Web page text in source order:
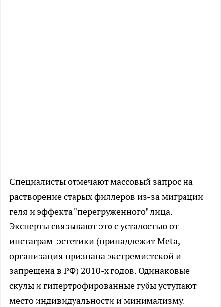
Специалисты отмечают массовый запрос на
растворение старых филлеров из-за миграции
геля и эффекта "перегруженного" лица.
Эксперты связывают это с усталостью от
инстаграм-эстетики (принадлежит Meta,
организация признана экстремистской и
запрещена в РФ) 2010-х годов. Одинаковые
скулы и гипертрофированные губы уступают
место индивидуальности и минимализму.